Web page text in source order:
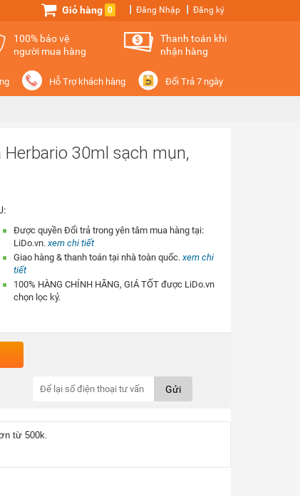
Đăng ký
Đăng Nhập
Giỏ hàng 0
100% bảo vệ
người mua hàng
Thanh toán khi
nhận hàng
Đổi Trả 7 ngày
Hỗ Trợ khách hàng
Herbario 30ml sạch mụn,
Được quyền Đổi trả trong yên tâm mua hàng tại:
LiDo.vn. xem chi tiết
Giao hàng & thanh toán tại nhà toàn quốc. xem chi
tiết
100% HÀNG CHÍNH HÃNG, GIÁ TỐT được LiDo.vn
chọn lọc kỷ.
Gửi
từ 500k.